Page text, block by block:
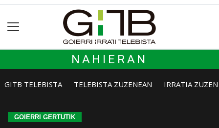
NAHIERAN
GITB TELEBISTA TELEBISTA ZUZENEAN IRRATIA
GOIERRI GERTUTIK